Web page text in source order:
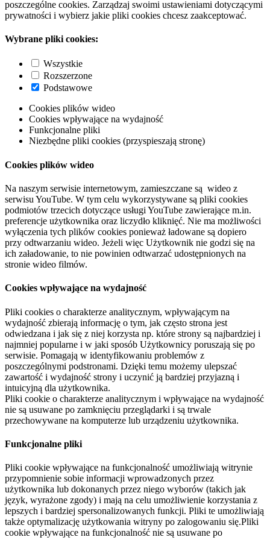
poszczególne cookies. Zarządzaj swoimi ustawieniami dotyczącymi
prywatności i wybierz jakie pliki cookies chcesz zaakceptować.
Wybrane pliki cookies:
Wszystkie
Rozszerzone
Podstawowe
Cookies plików wideo
Cookies wpływające na wydajność
Funkcjonalne pliki
Niezbędne pliki cookies (przyspieszają stronę)
Cookies plików wideo
Na naszym serwisie internetowym, zamieszczane są wideo z
serwisu YouTube. W tym celu wykorzystywane są pliki cookies
podmiotów trzecich dotyczące usługi YouTube zawierające m.in.
preferencje użytkownika oraz liczydło kliknięć. Nie ma możliwości
wyłączenia tych plików cookies ponieważ ładowane są dopiero
przy odtwarzaniu wideo. Jeżeli więc Użytkownik nie godzi się na
ich załadowanie, to nie powinien odtwarzać udostępnionych na
stronie wideo filmów.
Cookies wpływające na wydajność
Pliki cookies o charakterze analitycznym, wpływającym na
wydajność zbierają informację o tym, jak często strona jest
odwiedzana i jak się z niej korzysta np. które strony są najbardziej i
najmniej popularne i w jaki sposób Użytkownicy poruszają się po
serwisie. Pomagają w identyfikowaniu problemów z
poszczególnymi podstronami. Dzięki temu możemy ulepszać
zawartość i wydajność strony i uczynić ją bardziej przyjazną i
intuicyjną dla użytkownika.
Pliki cookie o charakterze analitycznym i wpływające na wydajność
nie są usuwane po zamknięciu przeglądarki i są trwale
przechowywane na komputerze lub urządzeniu użytkownika.
Funkcjonalne pliki
Pliki cookie wpływające na funkcjonalność umożliwiają witrynie
przypomnienie sobie informacji wprowadzonych przez
użytkownika lub dokonanych przez niego wyborów (takich jak
język, wyrażone zgody) i mają na celu umożliwienie korzystania z
lepszych i bardziej spersonalizowanych funkcji. Pliki te umożliwiają
także optymalizację użytkowania witryny po zalogowaniu się.Pliki
cookie wpływające na funkcjonalność nie są usuwane po